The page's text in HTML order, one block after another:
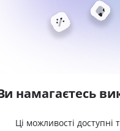
намагаєтесь
Ці можливості